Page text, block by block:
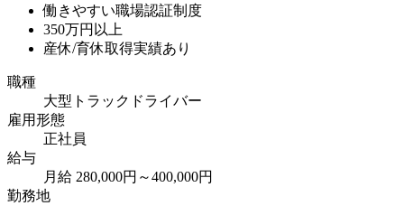
働きやすい職場認証制度
350万円以上
産休/育休取得実績あり
職種
大型トラックドライバー
雇用形態
正社員
給与
月給 280,000円～400,000円
勤務地